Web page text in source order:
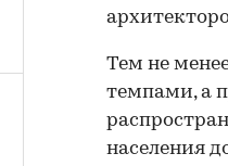
Тем не
темпами, а
населения